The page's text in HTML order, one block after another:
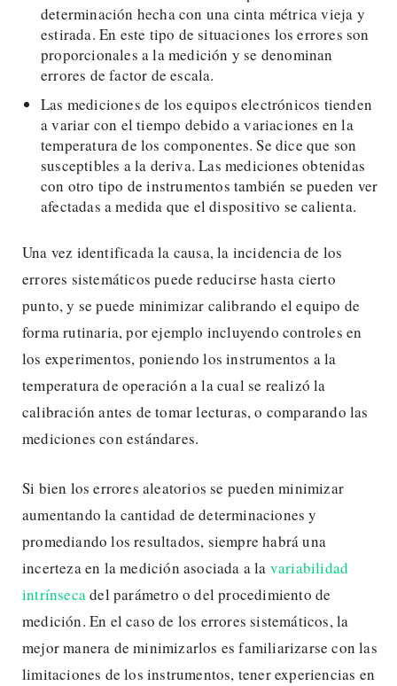
determinación hecha con una cinta métrica vieja y
estirada. En este tipo de situaciones los errores son
proporcionales a la medición y se denominan
errores de factor de escala.
Las mediciones de los equipos electrónicos tienden
a variar con el tiempo debido a variaciones en la
temperatura de los componentes. Se dice que son
susceptibles a la deriva. Las mediciones obtenidas
con otro tipo de instrumentos también se pueden ver
afectadas a medida que el dispositivo se calienta.
Una vez identificada la causa, la incidencia de los
errores sistemáticos puede reducirse hasta cierto
punto, y se puede minimizar calibrando el equipo de
forma rutinaria, por ejemplo incluyendo controles en
los experimentos, poniendo los instrumentos a la
temperatura de operación a la cual se realizó la
calibración antes de tomar lecturas, o comparando las
mediciones con estándares.
Si bien los errores aleatorios se pueden minimizar
aumentando la cantidad de determinaciones y
promediando los resultados, siempre habrá una
incerteza en la medición asociada a la variabilidad
intrínsecadel parámetro o del procedimiento de
medición. En el caso de los errores sistemáticos, la
mejor manera de minimizarlos es familiarizarse con las
limitaciones de los instrumentos, tener experiencias en